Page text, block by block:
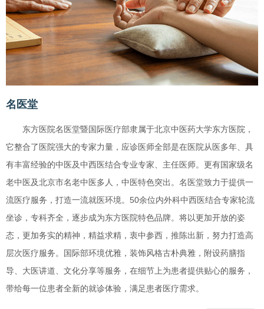
名医堂
东方医院名医堂暨国际医疗部隶属于北京中医药大学东方医院，
它整合了医院强大的专家力量，应诊医师全部是在医院从医多年、具
有丰富经验的中医及中西医结合专业专家、主任医师。更有国家级名
老中医及北京市名老中医多人，中医特色突出。名医堂致力于提供一
流医疗服务，打造一流就医环境。50余位内外科中西医结合专家轮流
坐诊，专科齐全，逐步成为东方医院特色品牌。将以更加开放的姿
态，更加务实的精神，精益求精，衷中参西，推陈出新，努力打造高
层次医疗服务。国际部环境优雅，装饰风格古朴典雅，附设药膳指
导、大医讲道、文化分享等服务，在细节上为患者提供贴心的服务，
带给每一位患者全新的就诊体验，满足患者医疗需求。